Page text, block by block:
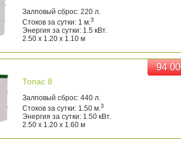
Залповый сброс: 220 л.
Стоков за сутки: 1 м.3
Энергия за сутки: 1.5 кВт.
2.50 x 1.20 x 1.10 м
94
94
Топас 8
Залповый сброс: 440 л.
Стоков за сутки: 1.50 м.3
Энергия за сутки: 1.50 кВт.
2.50 x 1.20 x 1.60 м